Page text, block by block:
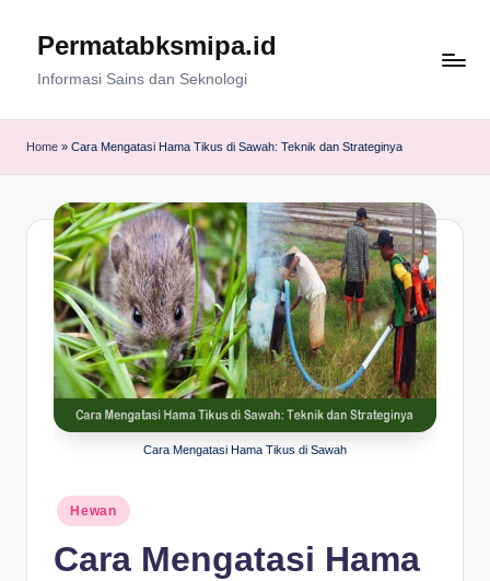
Permatabksmipa.id
Informasi Sains dan Seknologi
Home » Cara Mengatasi Hama Tikus di Sawah: Teknik dan Strateginya
Cara Mengatasi Hama Tikus di Sawah
Posted
in
Hewan
Cara Mengatasi Hama